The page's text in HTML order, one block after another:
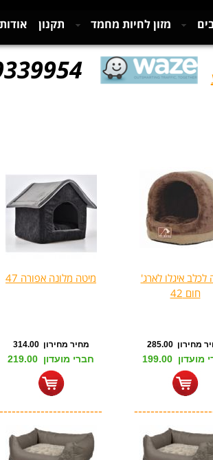
מזון לחיות מחמד תקנון אודות
לכלב איגלו לארג'
חום 42
מחירון 285.00
199.00
מיטה מלונה אפורה 47
מחיר מחירון 314.00
חברי מועדון 219.00
-------------------------